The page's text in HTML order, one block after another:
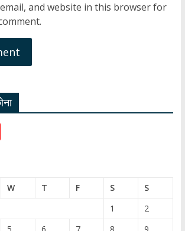
and website in this browser for
Y
T
W T F S
S
1
2